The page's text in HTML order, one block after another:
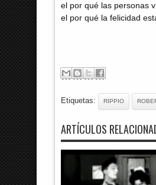
el por qué las personas
el por qué la felicidad
Etiquetas: RIPPIO
ARTÍCULOS